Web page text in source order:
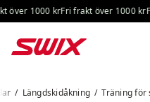
Hoppa till innehåll
1000 krFri frakt över 1000 krFri
Längdskidåkning Träning för